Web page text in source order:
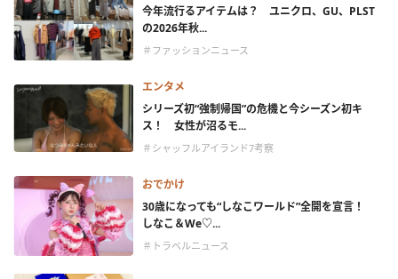
今年流行るアイテムは？ ユニクロ、GU、PLST
の2026年秋...
＃ファッションニュース
エンタメ
シリーズ初“強制帰国”の危機と今シーズン初キ
ス！ 女性が沼るモ...
＃シャッフルアイランド7考察
おでかけ
30歳になっても“しなこワールド”全開を宣言！
しなこ＆We♡...
＃トラベルニュース